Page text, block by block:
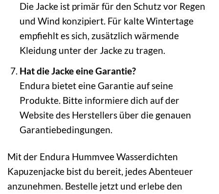
Die Jacke ist primär für den Schutz vor Regen
und Wind konzipiert. Für kalte Wintertage
empfiehlt es sich, zusätzlich wärmende
Kleidung unter der Jacke zu tragen.
Hat die Jacke eine Garantie?
Endura bietet eine Garantie auf seine
Produkte. Bitte informiere dich auf der
Website des Herstellers über die genauen
Garantiebedingungen.
Mit der Endura Hummvee Wasserdichten
Kapuzenjacke bist du bereit, jedes Abenteuer
anzunehmen. Bestelle jetzt und erlebe den